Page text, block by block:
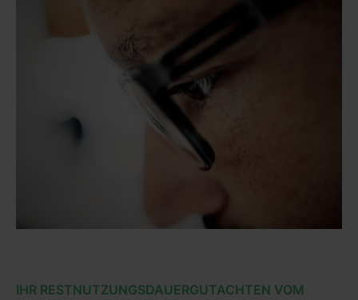
IHR RESTNUTZUNGSDAUERGUTACHTEN VOM